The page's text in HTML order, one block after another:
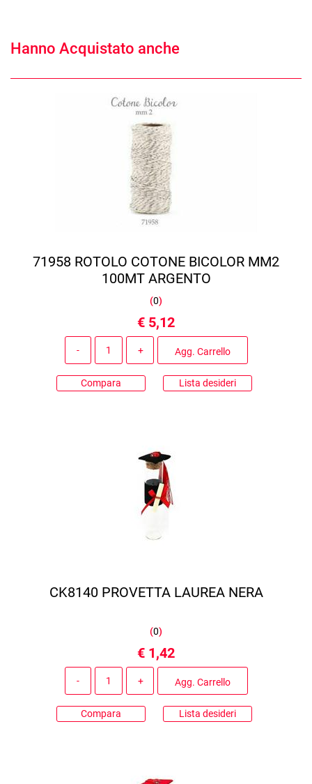
Hanno Acquistato anche
71958 ROTOLO COTONE BICOLOR MM2
100MT ARGENTO
(0)
€ 5,12
Agg. Carrello
Compara Lista desideri
CK8140 PROVETTA LAUREA NERA
(0)
€ 1,42
Agg. Carrello
Compara Lista desideri